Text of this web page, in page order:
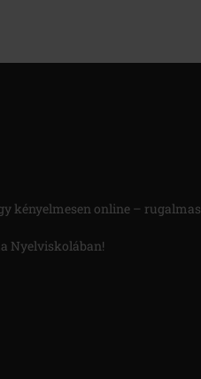
kényelmesen online – rugalmas
Nyelviskolában!